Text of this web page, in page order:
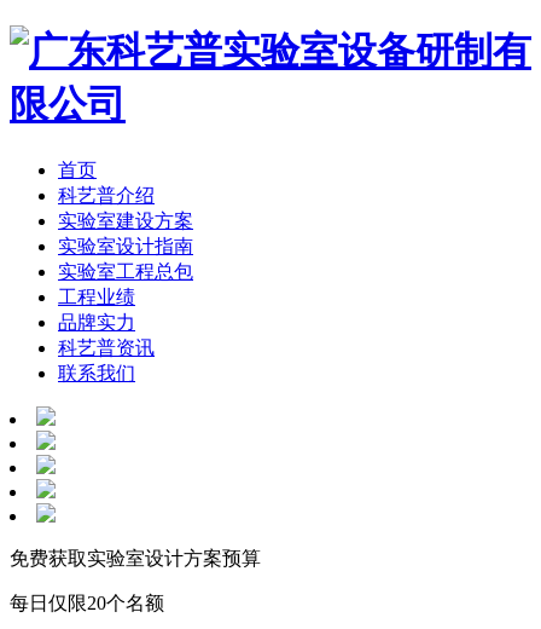
首页
科艺普介绍
实验室建设方案
实验室设计指南
实验室工程总包
工程业绩
品牌实力
科艺普资讯
联系我们
免费获取实验室设计方案预算
每日仅限20个名额